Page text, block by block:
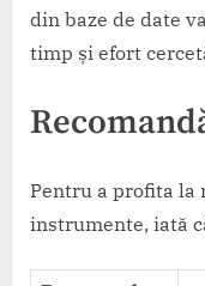
din baze de date
timp și efort
Pentru a profita la
instrumente, iată